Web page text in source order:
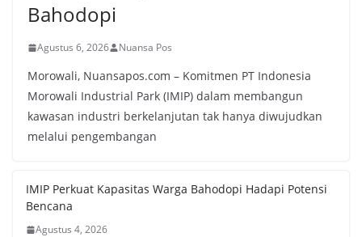
Bahodopi
Agustus 6, 2026 Nuansa Pos
Morowali, Nuansapos.com – Komitmen PT Indonesia
Morowali Industrial Park (IMIP) dalam membangun
kawasan industri berkelanjutan tak hanya diwujudkan
melalui pengembangan
IMIP Perkuat Kapasitas Warga Bahodopi Hadapi Potensi
Bencana
Agustus 4, 2026